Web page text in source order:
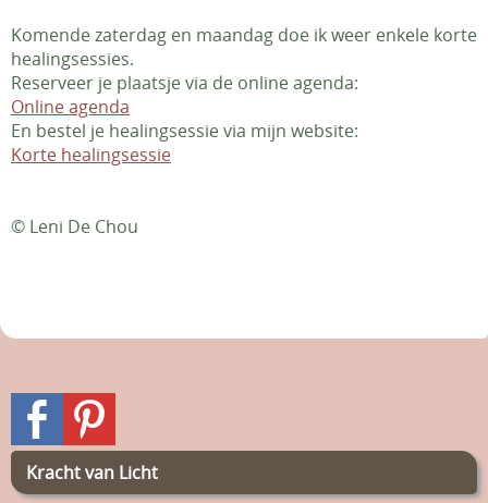
Kracht van Licht
Komende zaterdag en maandag doe ik weer enkele korte
healingsessies.
Reserveer je plaatsje via de online agenda:
Online agenda
En bestel je healingsessie via mijn website:
Korte healingsessie
© Leni De Chou